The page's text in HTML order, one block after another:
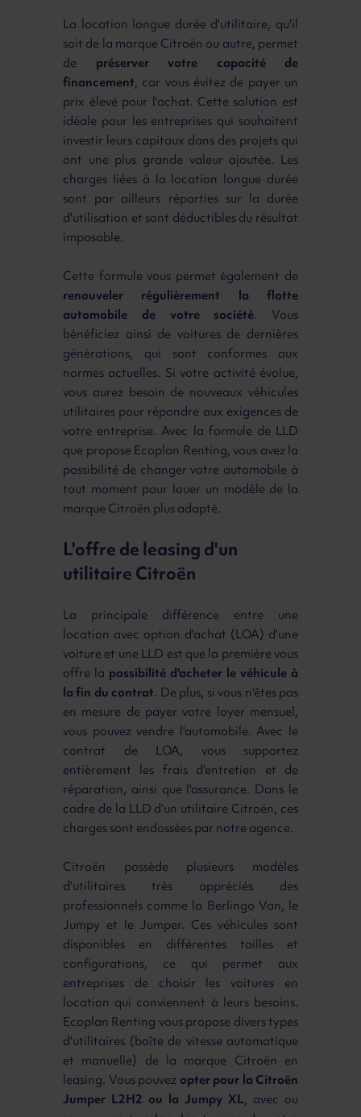
La location longue durée d'utilitaire, qu'il
soit de la marque Citroën ou autre, permet
de préserver votre capacité de
financement, car vous évitez de payer un
prix élevé pour l'achat. Cette solution est
idéale pour les entreprises qui souhaitent
investir leurs capitaux dans des projets qui
ont une plus grande valeur ajoutée. Les
charges liées à la location longue durée
sont par ailleurs réparties sur la durée
d'utilisation et sont déductibles du résultat
imposable.
Cette formule vous permet également de
renouveler régulièrement la flotte
automobile de votre société. Vous
bénéficiez ainsi de voitures de dernières
générations, qui sont conformes aux
normes actuelles. Si votre activité évolue,
vous aurez besoin de nouveaux véhicules
utilitaires pour répondre aux exigences de
votre entreprise. Avec la formule de LLD
que propose Ecoplan Renting, vous avez la
possibilité de changer votre automobile à
tout moment pour louer un modèle de la
marque Citroën plus adapté.
L'offre de leasing d'un
utilitaire Citroën
La principale différence entre une
location avec option d'achat (LOA) d'une
voiture et une LLD est que la première vous
offre la possibilité d'acheter le véhicule à
la fin du contrat. De plus, si vous n'êtes pas
en mesure de payer votre loyer mensuel,
vous pouvez vendre l'automobile. Avec le
contrat de LOA, vous supportez
entièrement les frais d'entretien et de
réparation, ainsi que l'assurance. Dans le
cadre de la LLD d'un utilitaire Citroën, ces
charges sont endossées par notre agence.
Citroën possède plusieurs modèles
d'utilitaires très appréciés des
professionnels comme la Berlingo Van, le
Jumpy et le Jumper. Ces véhicules sont
disponibles en différentes tailles et
configurations, ce qui permet aux
entreprises de choisir les voitures en
location qui conviennent à leurs besoins.
Ecoplan Renting vous propose divers types
d'utilitaires (boîte de vitesse automatique
et manuelle) de la marque Citroën en
leasing. Vous pouvezopter pour la Citroën
Jumper L2H2 ou la Jumpy XL, avec ou